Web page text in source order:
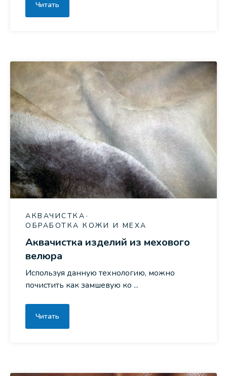
Читать
АКВАЧИСТКА
ОБРАБОТКА КОЖИ И МЕХА
Аквачистка изделий из мехового
велюра
Используя данную технологию, можно
почистить как замшевую ко ...
Читать